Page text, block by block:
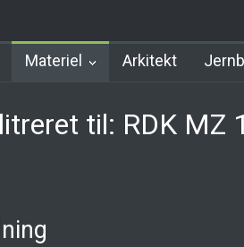
Materiel Arkitekt
til: RDK MZ